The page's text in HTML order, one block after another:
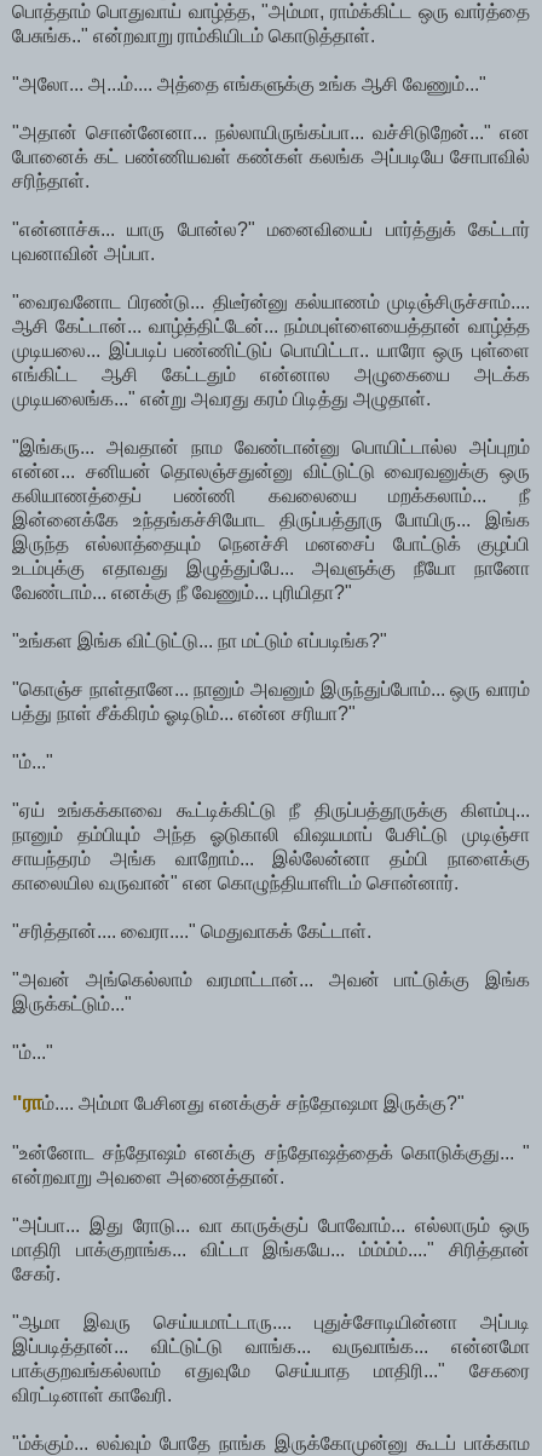
பொத்தாம் பொதுவாய் வாழ்த்த, "அம்மா, ராம்க்கிட்ட ஒரு வார்த்தை
பேசுங்க.." என்றவாறு ராம்கியிடம் கொடுத்தாள்.
"அலோ... அ...ம்.... அத்தை எங்களுக்கு உங்க ஆசி வேணும்..."
"அதான் சொன்னேனா... நல்லாயிருங்கப்பா... வச்சிடுறேன்..." என
போனைக் கட் பண்ணியவள் கண்கள் கலங்க அப்படியே சோபாவில்
சரிந்தாள்.
"என்னாச்சு... யாரு போன்ல?" மனைவியைப் பார்த்துக் கேட்டார்
புவனாவின் அப்பா.
"வைரவனோட பிரண்டு... திடீர்ன்னு கல்யாணம் முடிஞ்சிருச்சாம்....
ஆசி கேட்டான்... வாழ்த்திட்டேன்... நம்மபுள்ளையைத்தான் வாழ்த்த
முடியலை... இப்படிப் பண்ணிட்டுப் பொயிட்டா.. யாரோ ஒரு புள்ளை
எங்கிட்ட ஆசி கேட்டதும் என்னால அழுகையை அடக்க
முடியலைங்க..." என்று அவரது கரம் பிடித்து அழுதாள்.
"இங்கரு... அவதான் நாம வேண்டான்னு பொயிட்டால்ல அப்புறம்
என்ன... சனியன் தொலஞ்சதுன்னு விட்டுட்டு வைரவனுக்கு ஒரு
கலியாணத்தைப் பண்ணி கவலையை மறக்கலாம்... நீ
இன்னைக்கே உந்தங்கச்சியோட திருப்பத்தூரு போயிரு... இங்க
இருந்த எல்லாத்தையும் நெனச்சி மனசைப் போட்டுக் குழப்பி
உடம்புக்கு எதாவது இழுத்துப்பே... அவளுக்கு நீயோ நானோ
வேண்டாம்... எனக்கு நீ வேணும்... புரியிதா?"
"உங்கள இங்க விட்டுட்டு... நா மட்டும் எப்படிங்க?"
"கொஞ்ச நாள்தானே... நானும் அவனும் இருந்துப்போம்... ஒரு வாரம்
பத்து நாள் சீக்கிரம் ஓடிடும்... என்ன சரியா?"
"ம்..."
"ஏய் உங்கக்காவை கூட்டிக்கிட்டு நீ திருப்பத்தூருக்கு கிளம்பு...
நானும் தம்பியும் அந்த ஓடுகாலி விஷயமாப் பேசிட்டு முடிஞ்சா
சாயந்தரம் அங்க வாறோம்... இல்லேன்னா தம்பி நாளைக்கு
காலையில வருவான்" என கொழுந்தியாளிடம் சொன்னார்.
"சரித்தான்.... வைரா...." மெதுவாகக் கேட்டாள்.
"அவன் அங்கெல்லாம் வரமாட்டான்... அவன் பாட்டுக்கு இங்க
இருக்கட்டும்..."
"ம்..."
"ராம்.... அம்மா பேசினது எனக்குச் சந்தோஷமா இருக்கு?"
"உன்னோட சந்தோஷம் எனக்கு சந்தோஷத்தைக் கொடுக்குது... "
என்றவாறு அவளை அணைத்தான்.
"அப்பா... இது ரோடு... வா காருக்குப் போவோம்... எல்லாரும் ஒரு
மாதிரி பாக்குறாங்க... விட்டா இங்கயே... ம்ம்ம்ம்...." சிரித்தான்
சேகர்.
"ஆமா இவரு செய்யமாட்டாரு.... புதுச்சோடியின்னா அப்படி
இப்படித்தான்... விட்டுட்டு வாங்க... வருவாங்க... என்னமோ
பாக்குறவங்கல்லாம் எதுவுமே செய்யாத மாதிரி..." சேகரை
விரட்டினாள் காவேரி.
"ம்க்கும்... லவ்வும் போதே நாங்க இருக்கோமுன்னு கூடப் பாக்காம